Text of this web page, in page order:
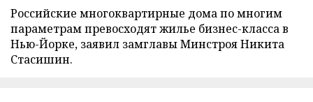
Российские многоквартирные дома по многим
параметрам превосходят жилье бизнес-класса в
Нью-Йорке, заявил замглавы Минстроя Никита
Стасишин.